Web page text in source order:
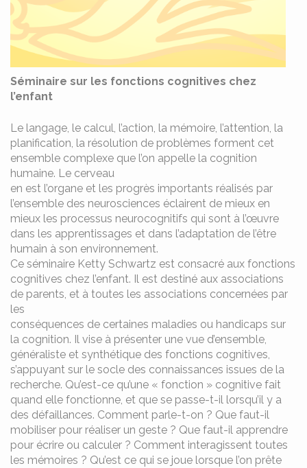
Séminaire sur les fonctions cognitives chez
l’enfant
Le langage, le calcul, l’action, la mémoire, l’attention, la
planification, la résolution de problèmes forment cet
ensemble complexe que l’on appelle la cognition
humaine. Le cerveau
en est l’organe et les progrès importants réalisés par
l’ensemble des neurosciences éclairent de mieux en
mieux les processus neurocognitifs qui sont à l’œuvre
dans les apprentissages et dans l’adaptation de l’être
humain à son environnement.
Ce séminaire Ketty Schwartz est consacré aux fonctions
cognitives chez l’enfant. Il est destiné aux associations
de parents, et à toutes les associations concernées par
les
conséquences de certaines maladies ou handicaps sur
la cognition. Il vise à présenter une vue d’ensemble,
généraliste et synthétique des fonctions cognitives,
s’appuyant sur le socle des connaissances issues de la
recherche. Qu’est-ce qu’une « fonction » cognitive fait
quand elle fonctionne, et que se passe-t-il lorsqu’il y a
des défaillances. Comment parle-t-on ? Que faut-il
mobiliser pour réaliser un geste ? Que faut-il apprendre
pour écrire ou calculer ? Comment interagissent toutes
les mémoires ? Qu’est ce qui se joue lorsque l’on prête